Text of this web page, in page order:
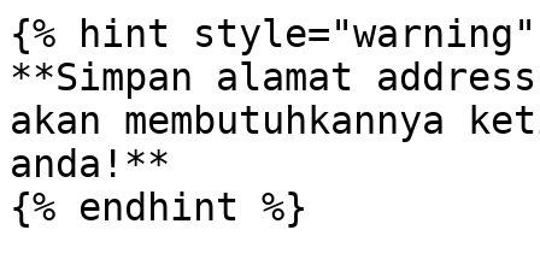
{% hint style="warning"
**Simpan alamat
akan membutuhkannya
anda!**
{% endhint %}